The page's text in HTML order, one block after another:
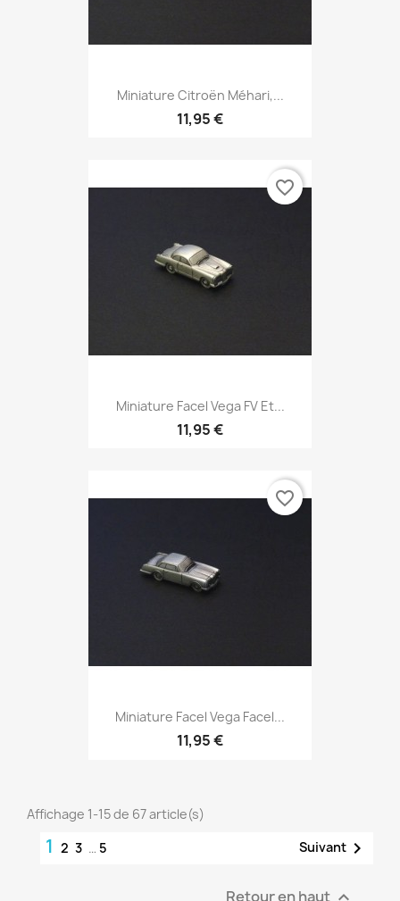
Miniature Citroën Méhari,...
11,95 €
Miniature Facel Vega FV Et...
11,95 €
favorite_border
Miniature Facel Vega Facel...
11,95 €
favorite_border
Affichage 1-15 de 67 article(s)
1 2 3 … 5 Suivant 
Retour en haut